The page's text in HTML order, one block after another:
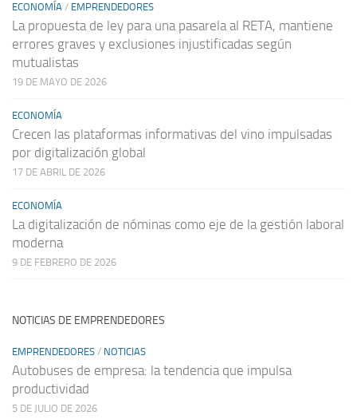
ECONOMÍA / EMPRENDEDORES
La propuesta de ley para una pasarela al RETA, mantiene
errores graves y exclusiones injustificadas según
mutualistas
19 DE MAYO DE 2026
ECONOMÍA
Crecen las plataformas informativas del vino impulsadas
por digitalización global
17 DE ABRIL DE 2026
ECONOMÍA
La digitalización de nóminas como eje de la gestión laboral
moderna
9 DE FEBRERO DE 2026
NOTICIAS DE EMPRENDEDORES
EMPRENDEDORES / NOTICIAS
Autobuses de empresa: la tendencia que impulsa
productividad
5 DE JULIO DE 2026